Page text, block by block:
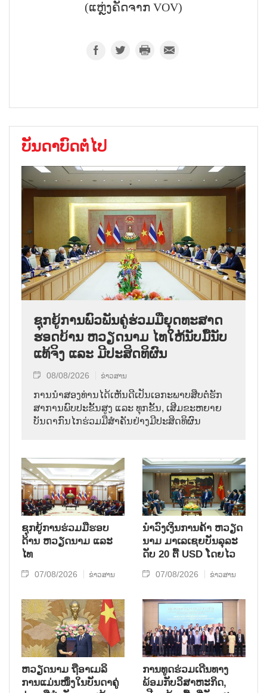
(ແຫຼ່ງຄັດຈາກ VOV)
ບັນດາບົດຕໍ່ໄປ
ຊຸກ​ຍູ້​ການ​ພົວ​ພັນ​ຄູ່​ຮ່ວມ​ມື​ຍຸດ​ທະ​ສາດ​
ຮອດ​ບ້ານ ຫວຽດ​ນາມ ໄທ​ໃຫ້​ນັບ​ມື້​ນັບ​
ແທ້​ຈິງ ແລະ ມີ​ປະ​ສິດ​ທິ​ຜົນ
08/08/2026 ຂ່າວສານ
ການ​ນຳ​ສອງ​ທ່ານ​ໄດ້​ເຫັນ​ດີ​ເປັນ​ເອ​ກະ​ພາບ​ສືບ​ຕໍ່​ຮັກ​
ສາ​ການ​ພົບ​ປະ​ຂັ້ນ​ສູງ ແລະ ທຸກ​ຂັ້ນ, ເສີມ​ຂະ​ຫຍາຍ​
ບັນ​ດາ​ກົນ​ໄກ​ຮ່ວມ​ມື​ສຳ​ຄັນ​ຢ່າງ​ມີ​ປະ​ສິດ​ທິ​ຜົນ
ຊຸກຍູ້ການຮ່ວມມືຮອບ
ດ້ານ ຫວຽດນາມ ແລະ
ໄທ
07/08/2026 ຂ່າວສານ
ນຳ​ວົງ​ເງິນ​ການ​ຄ້າ ຫວຽດ​
ນາມ ມາ​ເລ​ເຊຍ​ບັນ​ລຸ​ລະ​
ດັບ 20 ຕື້ USD ໂດຍ​ໄວ
07/08/2026 ຂ່າວສານ
ຫ​ວຽດ​ນາມ ຖື​ອາ​ເມ​ລິ​
ການ​ແມ່ນ​ໜຶ່ງ​ໃນ​ບັນ​ດາ​ຄູ່​
ການ​ທູດ​ຮ່ວມ​ເດີນ​ທາງ​
ພ້ອມກັບ​ວິ​ສາ​ຫະ​ກ​ິດ,